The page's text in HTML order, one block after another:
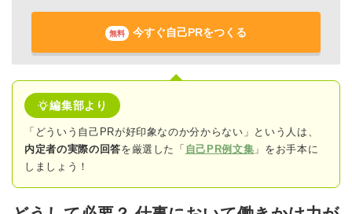
無料 今すぐ自己PRをつくる
編集部より
「どういう自己PRが好印象なのか分からない」という人は、
内定者の実際の回答を厳選した「 自己PR例文集 」をお手本に
しましょう！